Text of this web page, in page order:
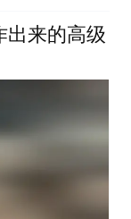
出来的高级